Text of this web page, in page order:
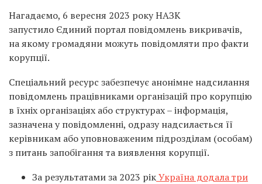
Нагадаємо, 6 вересня 2023 року НАЗК
запустило Єдиний портал повідомлень викривачів,
на якому громадяни можуть повідомляти про факти
корупції.
Спеціальний ресурс забезпечує анонімне надсилання
повідомлень працівниками організацій про корупцію
в їхніх організаціях або структурах – інформація,
зазначена у повідомленні, одразу надсилається її
керівникам або уповноваженим підрозділам (особам)
з питань запобігання та виявлення корупції.
За результатами за 2023 рікУкраїна додала три